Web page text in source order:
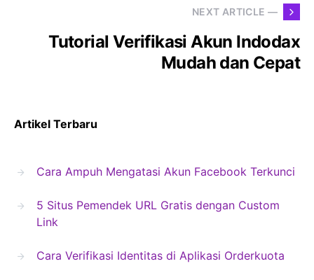
NEXT ARTICLE —
Tutorial Verifikasi Akun Indodax
Mudah dan Cepat
Artikel Terbaru
Cara Ampuh Mengatasi Akun Facebook Terkunci
5 Situs Pemendek URL Gratis dengan Custom
Link
Cara Verifikasi Identitas di Aplikasi Orderkuota